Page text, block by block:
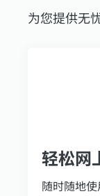
为您提供无
轻松网
随时随地